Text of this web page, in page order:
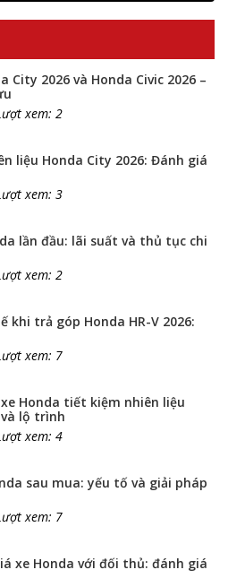
City 2026 và Honda Civic 2026 –
xem: 2
liệu Honda City 2026: Đánh giá
xem: 3
lần đầu: lãi suất và thủ tục chi
xem: 2
khi trả góp Honda HR-V 2026:
xem: 7
Honda tiết kiệm nhiên liệu
lộ trình
xem: 4
sau mua: yếu tố và giải pháp
xem: 7
xe Honda với đối thủ: đánh giá